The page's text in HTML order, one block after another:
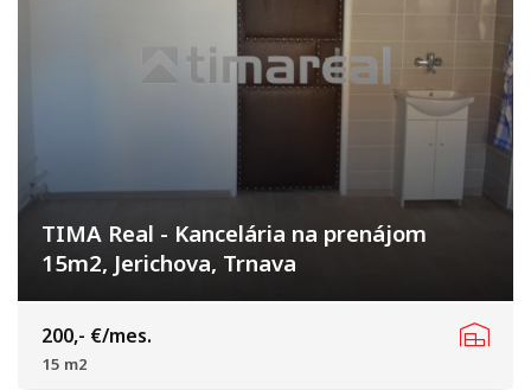
TIMA Real - Kancelária na prenájom
15m2, Jerichova, Trnava
Jerichova, Trnava
200,- €/mes.
15 m2